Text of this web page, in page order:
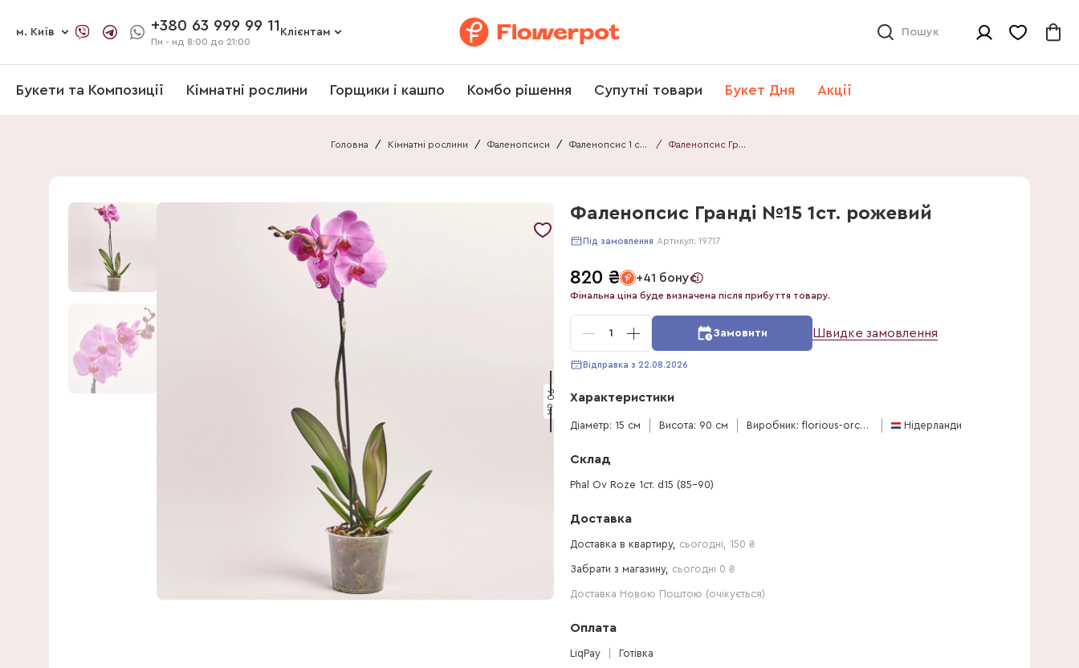
м. Київ +380 63 999 99 11
Пн - нд 8:00 до 21:00
Клієнтам Пошук
Букети та Композиції Кімнатні рослини Горщики і кашпо Комбо рішення Супутні товари Букет Дня Акції
Головна / Кімнатні рослини / Фаленопсиси / Фаленопсис 1 стебло / Фаленопсис Гранді №15 1ст. рожевий
90 см
Фаленопсис Гранді №15 1ст. рожевий
Під замовлення Артикул: 19717
820 ₴ +41 бонус
Фінальна ціна буде визначена після прибуття товару.
1 Замовити Швидке замовлення
Відправка з 22.08.2026
Характеристики
Діаметр: 15 см Висота: 90 см Виробник: florious-orchids Нідерланди
Склад
Phal Ov Roze 1ст. d15 (85-90)
Доставка
Доставка в квартиру, сьогодні 150 ₴
Забрати з магазину, сьогодні 0 ₴
Доставка Новою Поштою (очікується)
Оплата
LiqPay Готівка